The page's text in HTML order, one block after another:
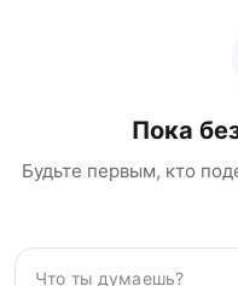
Пока
Будьте первым, кто